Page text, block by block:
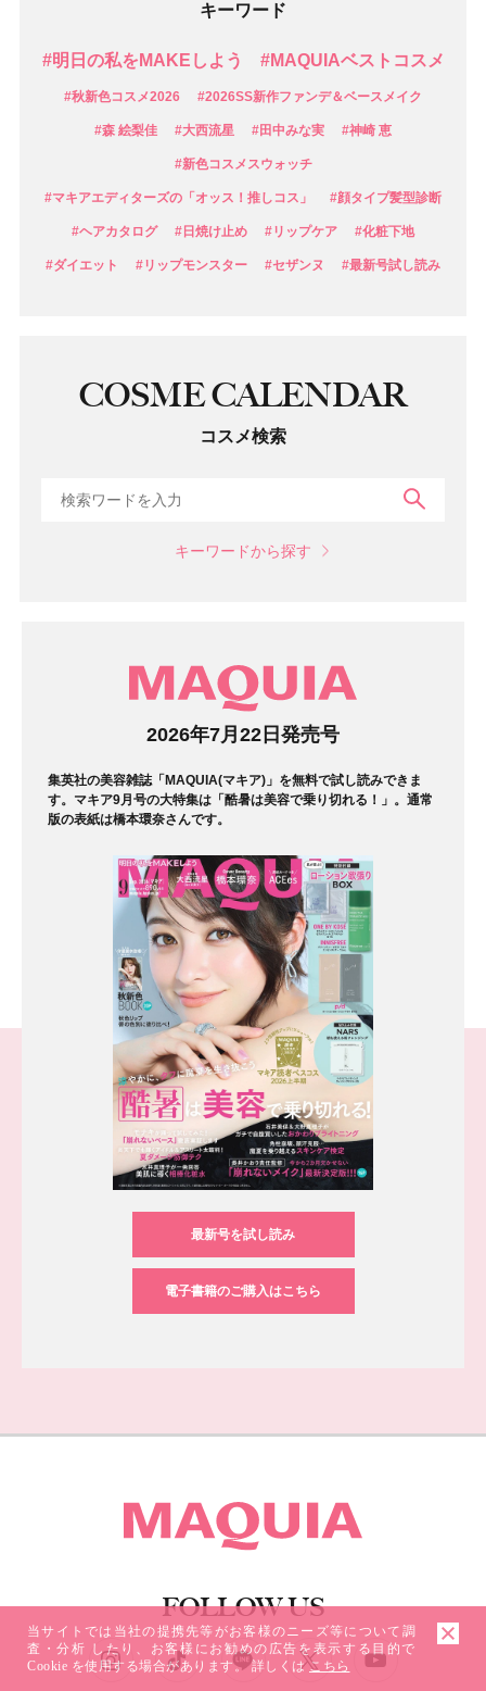
キーワード
#明日の私をMAKEしよう #MAQUIAベストコスメ
#秋新色コスメ2026 #2026SS新作ファンデ＆ベースメイク
#森 絵梨佳 #大西流星 #田中みな実 #神崎 恵
#新色コスメスウォッチ
#マキアエディターズの「オッス！推しコス」 #顔タイプ髪型診断
#ヘアカタログ #日焼け止め #リップケア #化粧下地
#ダイエット #リップモンスター #セザンヌ #最新号試し読み
COSME CALENDAR
コスメ検索
キーワードから探す
2026年7月22日発売号
集英社の美容雑誌「MAQUIA(マキア)」を無料で試し読みできま
す。マキア9月号の大特集は「酷暑は美容で乗り切れる！」。通常
版の表紙は橋本環奈さんです。
最新号を試し読み
電子書籍のご購入はこちら
FOLLOW US
ソーシャルネットワークアカウント
当サイトでは当社の提携先等がお客様のニーズ等について調
査・分析 したり、お客様にお勧めの広告を表示する目的で
Cookie を使用する場合があります。 詳しくは こちら